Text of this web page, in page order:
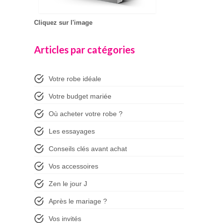
Cliquez sur l'image
Articles par catégories
Votre robe idéale
Votre budget mariée
Où acheter votre robe ?
Les essayages
Conseils clés avant achat
Vos accessoires
Zen le jour J
Après le mariage ?
Vos invités